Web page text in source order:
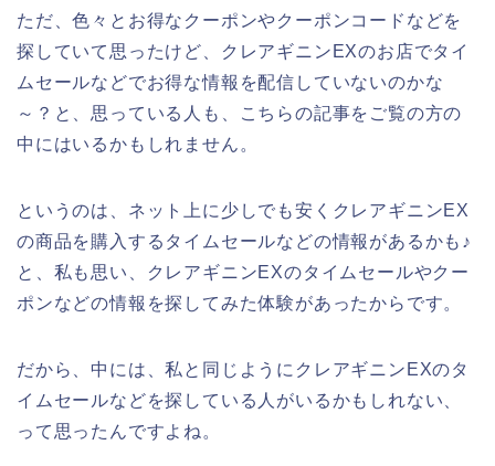
ただ、色々とお得なクーポンやクーポンコードなどを
探していて思ったけど、クレアギニンEXのお店でタイ
ムセールなどでお得な情報を配信していないのかな
～？と、思っている人も、こちらの記事をご覧の方の
中にはいるかもしれません。
というのは、ネット上に少しでも安くクレアギニンEX
の商品を購入するタイムセールなどの情報があるかも♪
と、私も思い、クレアギニンEXのタイムセールやクー
ポンなどの情報を探してみた体験があったからです。
だから、中には、私と同じようにクレアギニンEXのタ
イムセールなどを探している人がいるかもしれない、
って思ったんですよね。